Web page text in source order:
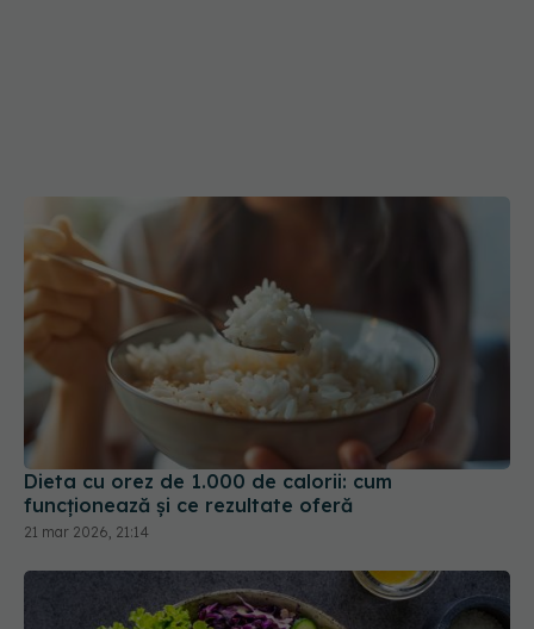
Dieta cu orez de 1.000 de calorii: cum
funcționează și ce rezultate oferă
21 mar 2026, 21:14